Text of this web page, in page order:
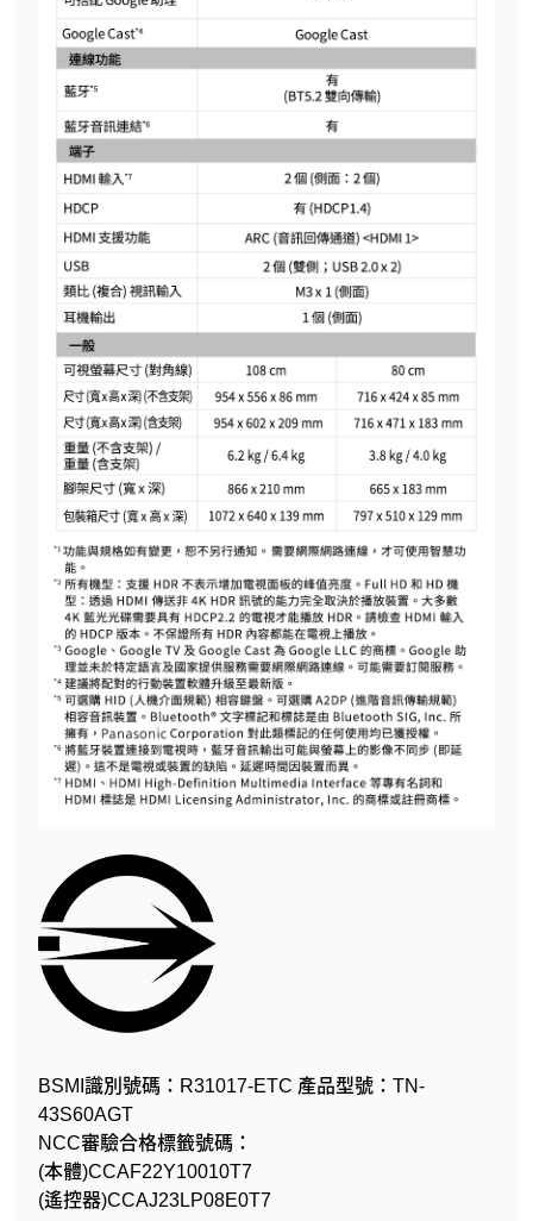
BSMI識別號碼：R31017-ETC 產品型號：TN-
43S60AGT
NCC審驗合格標籤號碼：
(本體)CCAF22Y10010T7
(遙控器)CCAJ23LP08E0T7